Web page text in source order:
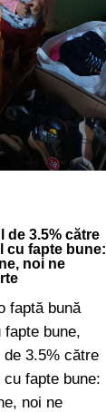
de 3.5% către
cu fapte bune:
noi ne
faptă bună
fapte bune,
3.5% către
fapte bune:
noi ne